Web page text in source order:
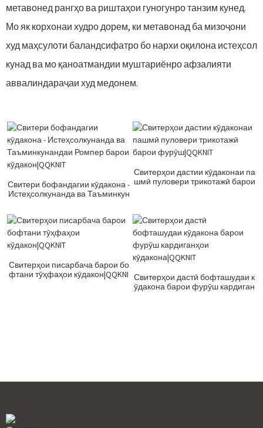
метавонед рангҳо ва риштаҳои гуногунро танзим кунед.
Мо як корхонаи худро дорем, ки метавонад ба мизоҷони
худ маҳсулоти баландсифатро бо нархи оқилона истеҳсол
кунад ва мо қаноатмандии муштариёнро афзалияти
аввалиндараҷаи худ медонем.
Свитери бофандагии кӯдакона -
Истеҳсолкунанда ва Таъминкун
Свитерҳои дастии кӯдаконаи па
шмӣ пуловери трикотажӣ барои
Свитерҳои писарбача барои бо
фтани тӯҳфаҳои кӯдакон|QQKNI Свитерҳои дастӣ бофташудаи к
ӯдакона барои фурӯш кардиган